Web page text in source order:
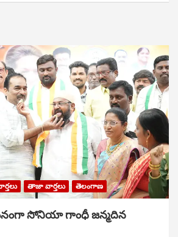
తాజా వార్తలు తెలంగాణ
సోనియా గాంధీ జ‌న్మ‌దిన